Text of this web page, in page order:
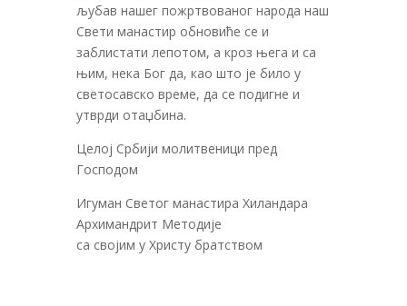
љубав нашег пожртвованог народа наш
Свети манастир обновиће се и
заблистати лепотом, а кроз њега и са
њим, нека Бог да, као што је било у
светосавско време, да се подигне и
утврди отаџбина.
Целој Србији молитвеници пред
Господом
Игуман Светог манастира Хиландара
Архимандрит Методије
са својим у Христу братством